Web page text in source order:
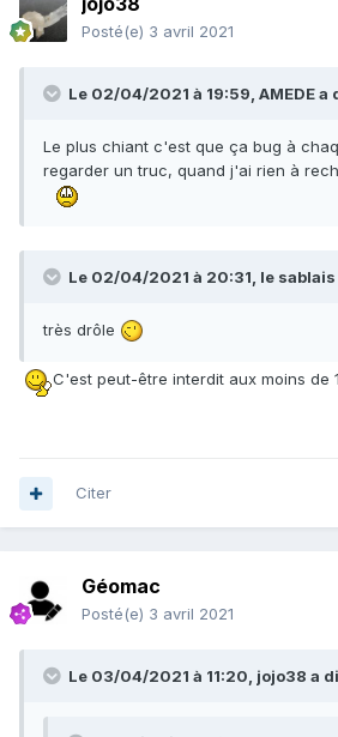
Posté(e) 3 avril 2021
Le 02/04/2021 à 19:59, AMEDEa
Le plus chiant c'est que ça bug à
regarder un truc, quand j'ai rien à
Le 02/04/2021 à 20:31, le sablais
très drôle
C'est peut-être interdit aux moins de
Citer
Géomac
Posté(e) 3 avril 2021
Le 03/04/2021 à 11:20, jojo38 a